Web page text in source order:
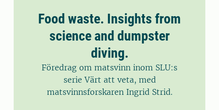
Food waste. Insights from
science and dumpster
diving.
Föredrag om matsvinn inom SLU:s
serie Värt att veta, med
matsvinnsforskaren Ingrid Strid.